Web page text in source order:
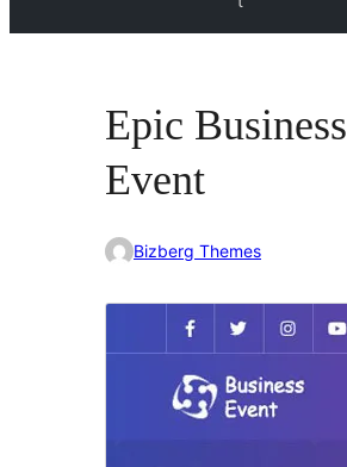
Epic Business
Event
Bizberg Themes